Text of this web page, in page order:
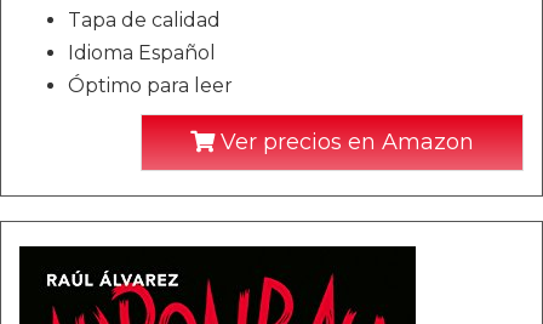
Tapa de calidad
Idioma Español
Óptimo para leer
Ver precios en Amazon